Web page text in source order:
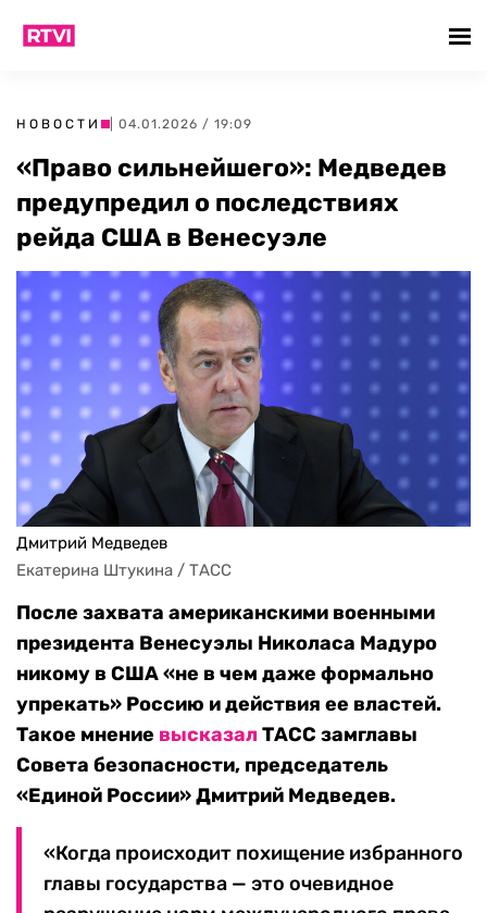
НОВОСТИ | 04.01.2026 / 19:09
«Право сильнейшего»: Медведев
предупредил о последствиях
рейда США в Венесуэле
Дмитрий Медведев
Екатерина Штукина / ТАСС
После захвата американскими военными
президента Венесуэлы Николаса Мадуро
никому в США «не в чем даже формально
упрекать» Россию и действия ее властей.
Такое мнение высказалТАСС замглавы
Совета безопасности, председатель
«Единой России» Дмитрий Медведев.
«Когда происходит похищение избранного
главы государства — это очевидное